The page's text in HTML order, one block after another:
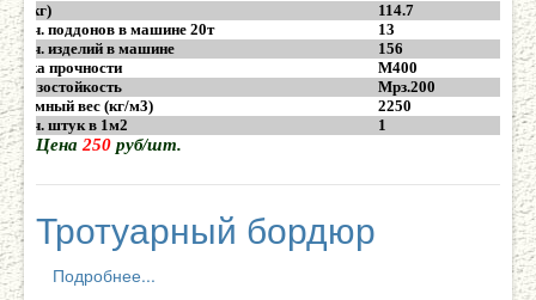
(кг)
114.7
поддонов в машине 20т
13
изделий в машине
156
прочности
М400
Мрз.200
вес (кг/м3)
2250
штук в 1м2
1
Цена 250 руб/шт.
Тротуарный бордюр
Подробнее...